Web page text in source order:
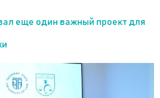
еще один важный проект для